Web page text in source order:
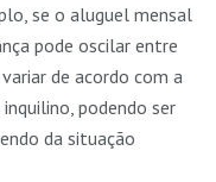
se o aluguel mensal
pode oscilar entre
de acordo com a
podendo ser
da situação